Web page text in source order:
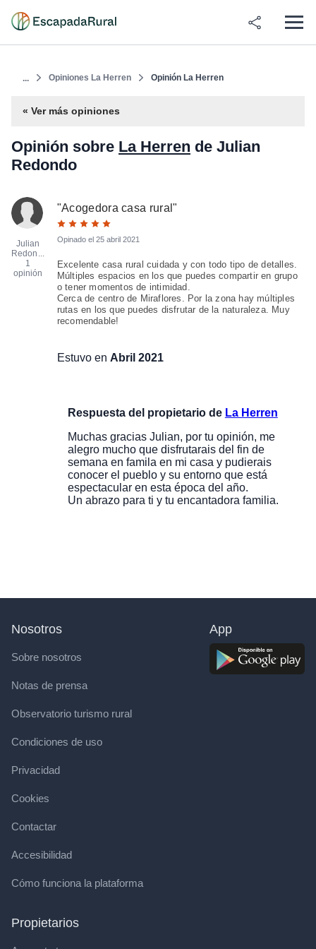
... Opiniones La Herren Opinión La Herren
« Ver más opiniones
Opinión sobre La Herren de Julian
Redondo
Julian
Redon...
1
opinión
"Acogedora casa rural"
Opinado el 25 abril 2021
Excelente casa rural cuidada y con todo tipo de detalles.
Múltiples espacios en los que puedes compartir en grupo
o tener momentos de intimidad.
Cerca de centro de Miraflores. Por la zona hay múltiples
rutas en los que puedes disfrutar de la naturaleza. Muy
recomendable!
Estuvo en Abril 2021
Respuesta del propietario de La Herren
Muchas gracias Julian, por tu opinión, me
alegro mucho que disfrutarais del fin de
semana en famila en mi casa y pudierais
conocer el pueblo y su entorno que está
espectacular en esta época del año.
Un abrazo para ti y tu encantadora familia.
Nosotros
Sobre nosotros
Notas de prensa
Observatorio turismo rural
Condiciones de uso
Privacidad
Cookies
Contactar
Accesibilidad
Cómo funciona la plataforma
Propietarios
App